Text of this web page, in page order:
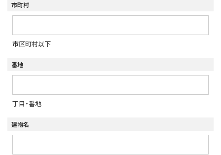
市町村
市区町村以下
番地
丁目・番地
建物名